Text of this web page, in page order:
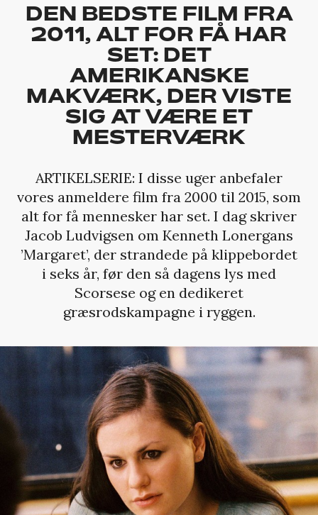
DEN BEDSTE FILM FRA
2011, ALT FOR FÅ HAR
SET: DET
AMERIKANSKE
MAKVÆRK, DER VISTE
SIG AT VÆRE ET
MESTERVÆRK
ARTIKELSERIE: I disse uger anbefaler
vores anmeldere film fra 2000 til 2015, som
alt for få mennesker har set. I dag skriver
Jacob Ludvigsen om Kenneth Lonergans
’Margaret’, der strandede på klippebordet
i seks år, før den så dagens lys med
Scorsese og en dedikeret
græsrodskampagne i ryggen.